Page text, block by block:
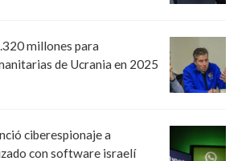
millones para
de Ucrania en 2025
ciberespionaje a
con software israelí